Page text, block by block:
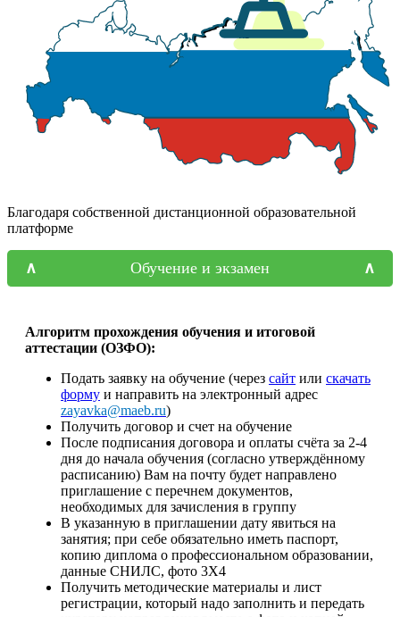
Благодаря собственной дистанционной образовательной
платформе
Обучение и экзамен
Алгоритм прохождения обучения и итоговой
аттестации (ОЗФО):
Подать заявку на обучение (через сайт или скачать
форму и направить на электронный адрес
zayavka@maeb.ru)
Получить договор и счет на обучение
После подписания договора и оплаты счёта за 2-4
дня до начала обучения (согласно утверждённому
расписанию) Вам на почту будет направлено
приглашение с перечнем документов,
необходимых для зачисления в группу
В указанную в приглашении дату явиться на
занятия; при себе обязательно иметь паспорт,
копию диплома о профессиональном образовании,
данные СНИЛС, фото 3Х4
Получить методические материалы и лист
регистрации, который надо заполнить и передать